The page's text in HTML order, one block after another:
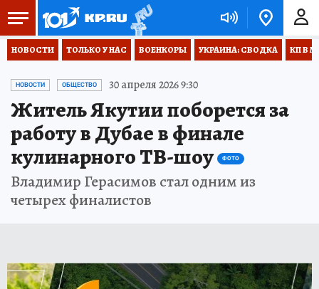
НОВОСТИ ТОЛЬКО У НАС ВОЕНКОРЫ УКРАИНА: СВОДКА КП В
НОВОСТИ ОБЩЕСТВО 30 апреля 2026 9:30
Житель Якутии поборется за
работу в Дубае в финале
кулинарного ТВ-шоу
ФОТО
Владимир Герасимов стал одним из
четырех финалистов